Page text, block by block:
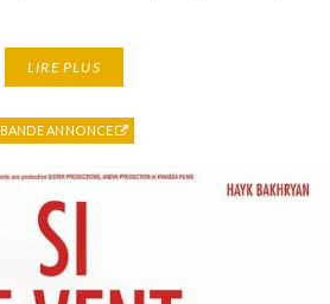
LIRE PLUS
BANDE ANNONCE